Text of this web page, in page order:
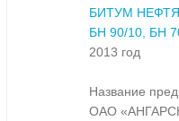
БИТУМ
БН 90/10, БН
2013 год
Название
ОАО